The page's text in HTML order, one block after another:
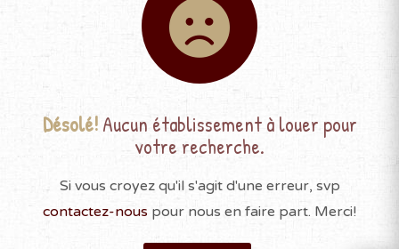
Désolé!Aucun établissement à louer pour
votre recherche.
Si vous croyez qu'il s'agit d'une erreur, svp
contactez-nous pour nous en faire part. Merci!